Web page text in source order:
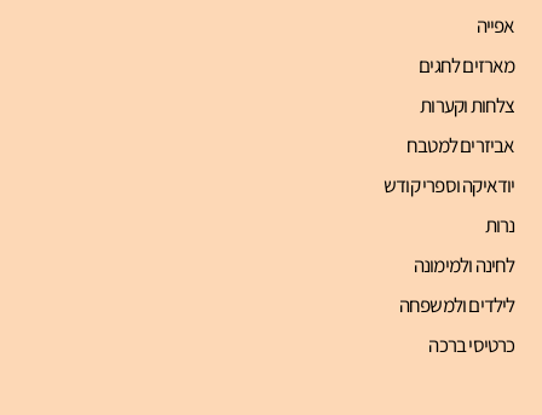
אפייה
מארזים לחגים
צלחות וקערות
אביזרים למטבח
יודאיקה וספרי קודש
נרות
לחינה ולמימונה
לילדים ולמשפחה
כרטיסי ברכה